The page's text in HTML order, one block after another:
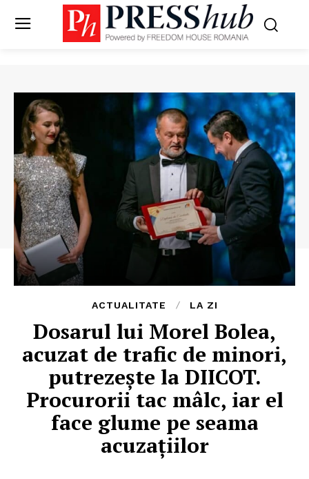
ACTUALITATE LA ZI
Dosarul lui Morel Bolea,
acuzat de trafic de minori,
putrezeşte la DIICOT.
Procurorii tac mâlc, iar el
face glume pe seama
acuzaţiilor